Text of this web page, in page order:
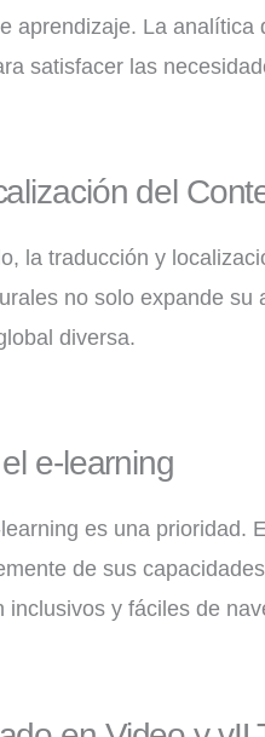
aprendizaje. La
satisfacer las
del
la traducción y
no solo expande
diversa.
e-learning
es una prioridad.
de sus
inclusivos y fáciles de